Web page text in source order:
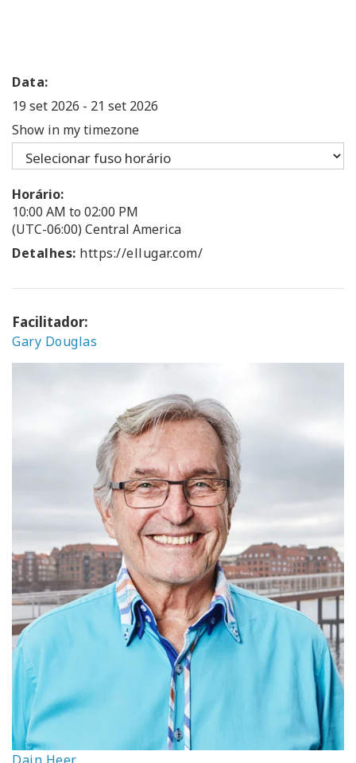
Data:
19 set 2026 - 21 set 2026
Show in my timezone
Horário:
10:00 AM to 02:00 PM
(UTC-06:00) Central America
Detalhes: https://ellugar.com/
Facilitador:
Gary Douglas